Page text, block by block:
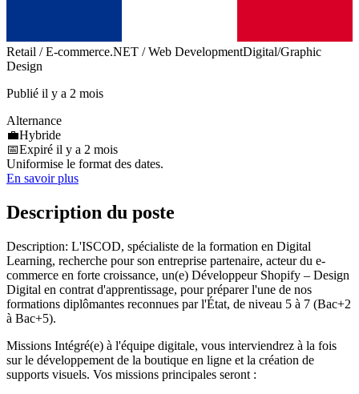
Retail / E-commerce.NET / Web DevelopmentDigital/Graphic
Design
Publié il y a 2 mois
Alternance
💼Hybride
📅Expiré il y a 2 mois
Uniformise le format des dates.
En savoir plus
Description du poste
Description: L'ISCOD, spécialiste de la formation en Digital
Learning, recherche pour son entreprise partenaire, acteur du e-
commerce en forte croissance, un(e) Développeur Shopify – Design
Digital en contrat d'apprentissage, pour préparer l'une de nos
formations diplômantes reconnues par l'État, de niveau 5 à 7 (Bac+2
à Bac+5).
Missions Intégré(e) à l'équipe digitale, vous interviendrez à la fois
sur le développement de la boutique en ligne et la création de
supports visuels. Vos missions principales seront :